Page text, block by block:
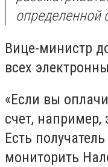
определенной
Вице-министр
всех
«Если вы
счет, например,
Есть
мониторить